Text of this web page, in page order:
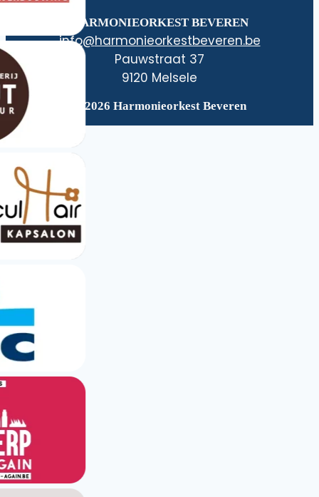
HARMONIEORKEST BEVEREN
eb.nerevebtsekroeinomrah
@ofni
Pauwstraat 37
9120 Melsele
© 2026 Harmonieorkest Beveren